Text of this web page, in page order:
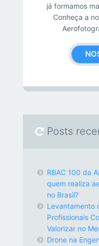
já formamos
Conheça a
Posts
RBAC 100 da
quem realiza
no Brasil?
Levantamento
Profissionais
Valorizar no
Drone na